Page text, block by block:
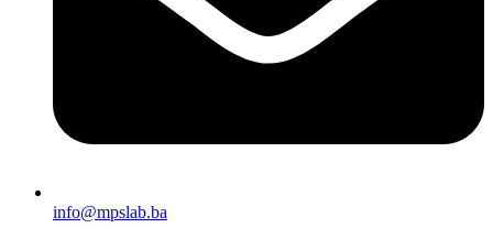
info@mpslab.ba